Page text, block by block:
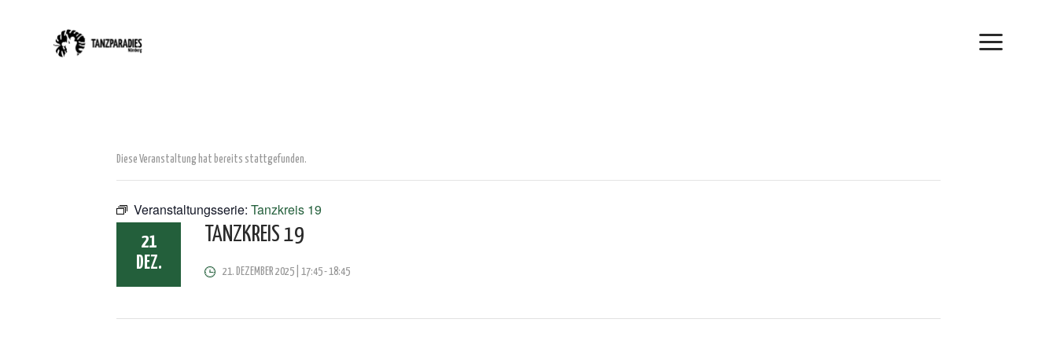
Diese Veranstaltung hat bereits stattgefunden.
Veranstaltungsserie: Tanzkreis 19
21
DEZ.
TANZKREIS 19
21. DEZEMBER 2025 | 17:45-18:45